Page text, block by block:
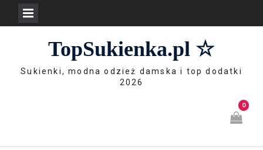
TopSukienka.pl ☆
Sukienki, modna odzież damska i top dodatki
2026
0